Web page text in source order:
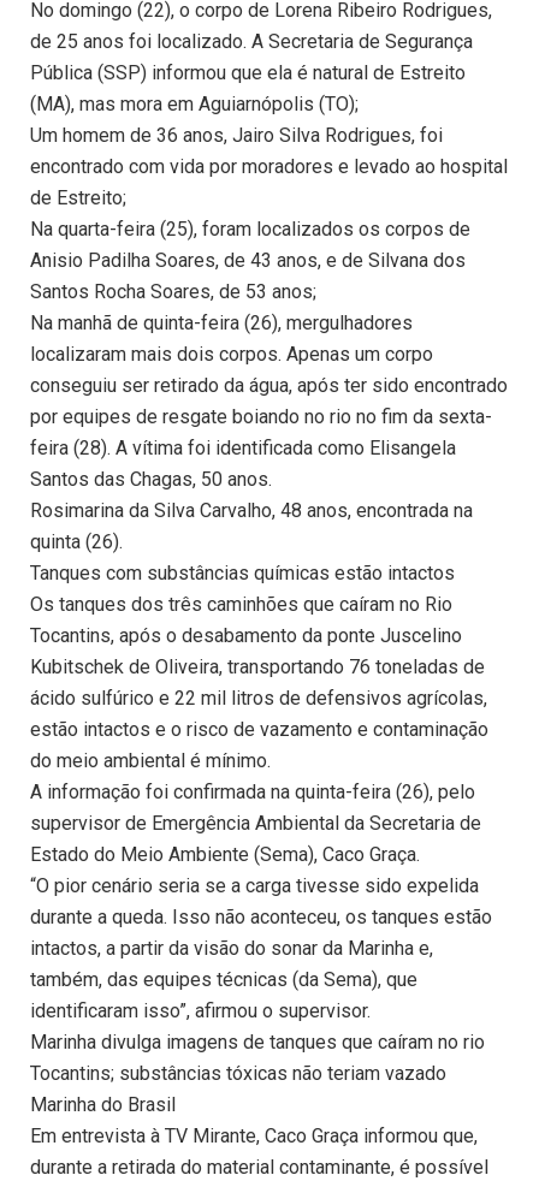
No domingo (22), o corpo de Lorena Ribeiro Rodrigues,
de 25 anos foi localizado. A Secretaria de Segurança
Pública (SSP) informou que ela é natural de Estreito
(MA), mas mora em Aguiarnópolis (TO);
Um homem de 36 anos, Jairo Silva Rodrigues, foi
encontrado com vida por moradores e levado ao hospital
de Estreito;
Na quarta-feira (25), foram localizados os corpos de
Anisio Padilha Soares, de 43 anos, e de Silvana dos
Santos Rocha Soares, de 53 anos;
Na manhã de quinta-feira (26), mergulhadores
localizaram mais dois corpos. Apenas um corpo
conseguiu ser retirado da água, após ter sido encontrado
por equipes de resgate boiando no rio no fim da sexta-
feira (28). A vítima foi identificada como Elisangela
Santos das Chagas, 50 anos.
Rosimarina da Silva Carvalho, 48 anos, encontrada na
quinta (26).
Tanques com substâncias químicas estão intactos
Os tanques dos três caminhões que caíram no Rio
Tocantins, após o desabamento da ponte Juscelino
Kubitschek de Oliveira, transportando 76 toneladas de
ácido sulfúrico e 22 mil litros de defensivos agrícolas,
estão intactos e o risco de vazamento e contaminação
do meio ambiental é mínimo.
A informação foi confirmada na quinta-feira (26), pelo
supervisor de Emergência Ambiental da Secretaria de
Estado do Meio Ambiente (Sema), Caco Graça.
“O pior cenário seria se a carga tivesse sido expelida
durante a queda. Isso não aconteceu, os tanques estão
intactos, a partir da visão do sonar da Marinha e,
também, das equipes técnicas (da Sema), que
identificaram isso”, afirmou o supervisor.
Marinha divulga imagens de tanques que caíram no rio
Tocantins; substâncias tóxicas não teriam vazado
Marinha do Brasil
Em entrevista à TV Mirante, Caco Graça informou que,
durante a retirada do material contaminante, é possível